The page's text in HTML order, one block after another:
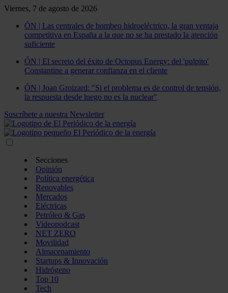
Viernes, 7 de agosto de 2026
ÓN | Las centrales de bombeo hidroeléctrico, la gran ventaja
competitiva en España a la que no se ha prestado la atención
suficiente
ÓN | El secreto del éxito de Octopus Energy: del 'pulpito'
Constantine a generar confianza en el cliente
ÓN | Joan Groizard: "Si el problema es de control de tensión,
la respuesta desde luego no es la nuclear"
Suscríbete a nuestra Newsletter
Secciones
Opinión
Política energética
Renovables
Mercados
Eléctricas
Petróleo & Gas
Videopodcast
NET ZERO
Movilidad
Almacenamiento
Startups & Innovación
Hidrógeno
Top 10
Tech